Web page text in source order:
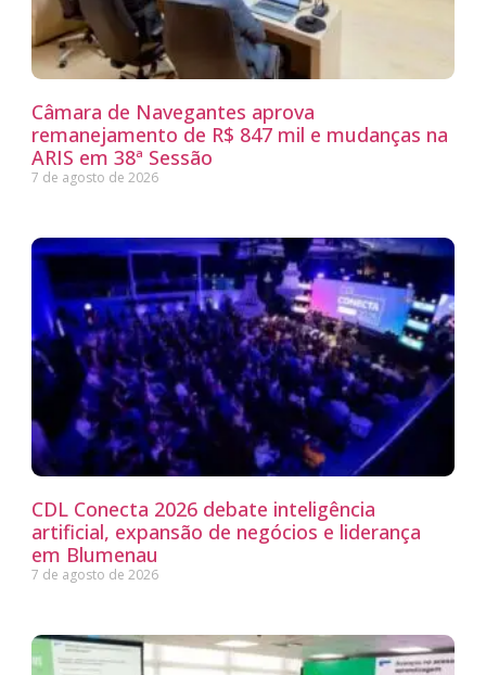
Câmara de Navegantes aprova
remanejamento de R$ 847 mil e mudanças na
ARIS em 38ª Sessão
7 de agosto de 2026
CDL Conecta 2026 debate inteligência
artificial, expansão de negócios e liderança
em Blumenau
7 de agosto de 2026